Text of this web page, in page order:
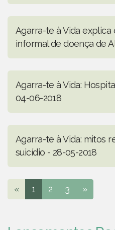
Agarra-te à Vida explica
informal de doença de
Agarra-te à Vida:
04-06-2018
Agarra-te à Vida: mitos
suicídio - 28-05-2018
« 1 2 3 »